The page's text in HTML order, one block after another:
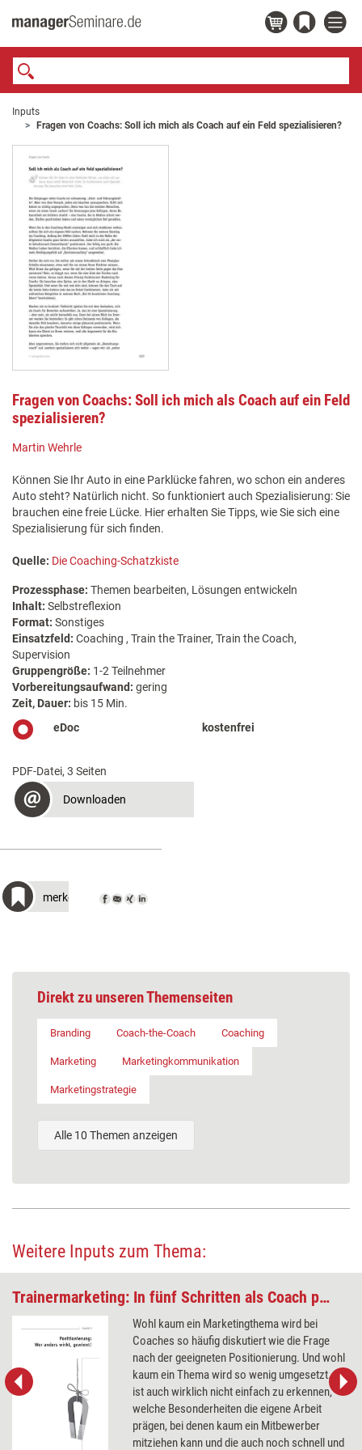
Inputs
Fragen von Coachs: Soll ich mich als Coach auf ein Feld spezialisieren?
Fragen von Coachs: Soll ich mich als Coach auf ein Feld
spezialisieren?
Martin Wehrle
Können Sie Ihr Auto in eine Parklücke fahren, wo schon ein anderes
Auto steht? Natürlich nicht. So funktioniert auch Spezialisierung: Sie
brauchen eine freie Lücke. Hier erhalten Sie Tipps, wie Sie sich eine
Spezialisierung für sich finden.
Quelle: Die Coaching-Schatzkiste
Prozessphase: Themen bearbeiten, Lösungen entwickeln
Inhalt: Selbstreflexion
Format: Sonstiges
Einsatzfeld: Coaching , Train the Trainer, Train the Coach,
Supervision
Gruppengröße: 1-2 Teilnehmer
Vorbereitungsaufwand: gering
Zeit, Dauer: bis 15 Min.
eDoc
kostenfrei
PDF-Datei, 3 Seiten
Downloaden
merken
Direkt zu unseren Themenseiten
Branding Coach-the-Coach Coaching
Marketing Marketingkommunikation
Marketingstrategie
Alle 10 Themen anzeigen
Weitere Inputs zum Thema:
Trainermarketing: In fünf Schritten als Coach positionieren
Wohl kaum ein Marketingthema wird bei
Coaches so häufig diskutiert wie die Frage
nach der geeigneten Positionierung. Und wohl
kaum ein Thema wird so wenig umgesetzt. Es
ist auch wirklich nicht einfach zu erkennen,
welche Besonderheiten die eigene Arbeit
prägen, bei denen kaum ein Mitbewerber
mitziehen kann und die auch noch schnell und